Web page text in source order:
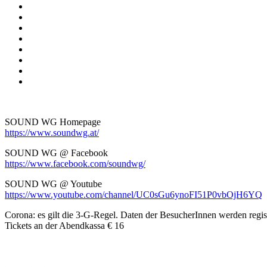
SOUND WG Homepage
https://www.soundwg.at/
SOUND WG @ Facebook
https://www.facebook.com/soundwg/
SOUND WG @ Youtube
https://www.youtube.com/channel/UC0sGu6ynoFI51P0vbOjH6YQ
Corona: es gilt die 3-G-Regel. Daten der BesucherInnen werden
Tickets an der Abendkassa € 16